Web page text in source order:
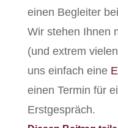
einen Begleiter
Wir stehen Ihnen
(und extrem
uns einfach eine
einen Termin für
Erstgespräch.